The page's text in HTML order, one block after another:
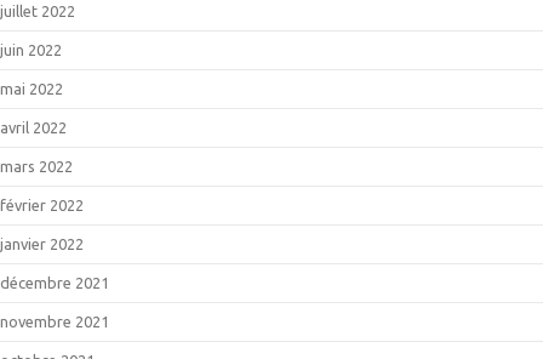
juillet 2022
juin 2022
mai 2022
avril 2022
mars 2022
février 2022
janvier 2022
décembre 2021
novembre 2021